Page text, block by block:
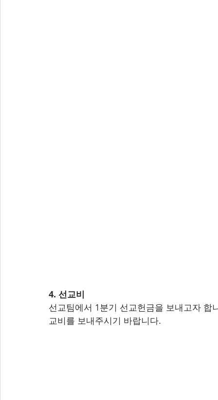
4. 선교비
선교팀에서 1분기 선교헌금을 보내고자 합
교비를 보내주시기 바랍니다.